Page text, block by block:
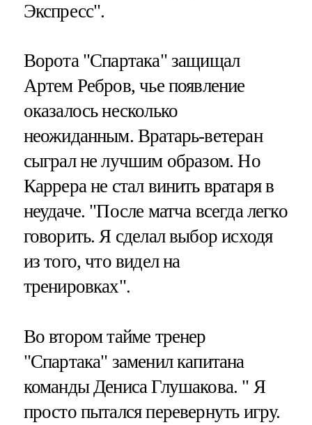
Экспресс".
Ворота "Спартака" защищал
Артем Ребров, чье появление
оказалось несколько
неожиданным. Вратарь-ветеран
сыграл не лучшим образом. Но
Каррера не стал винить вратаря в
неудаче. "После матча всегда легко
говорить. Я сделал выбор исходя
из того, что видел на
тренировках".
Во втором тайме тренер
"Спартака" заменил капитана
команды Дениса Глушакова. " Я
просто пытался перевернуть игру.